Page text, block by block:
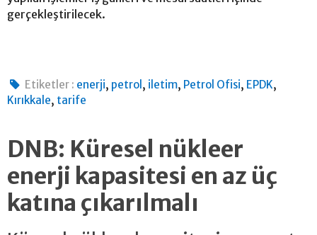
gerçekleştirilecek.
Etiketler : enerji, petrol , iletim, Petrol Ofisi, EPDK,
Kırıkkale, tarife
DNB: Küresel nükleer
enerji kapasitesi en az üç
katına çıkarılmalı